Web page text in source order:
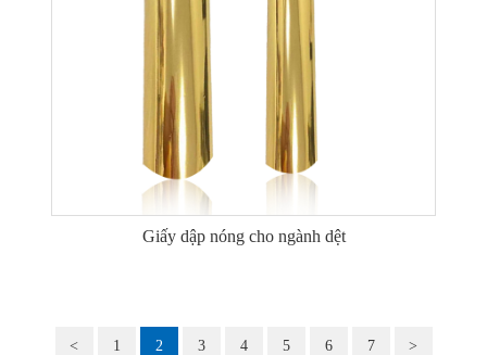
Giấy dập nóng cho ngành dệt
< 1 2 3 4 5 6 7 >